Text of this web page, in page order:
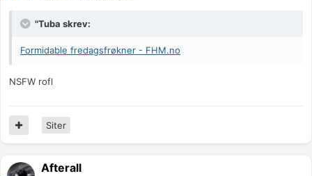
"Tuba skrev:
Formidable fredagsfrøkner - FHM.no
NSFW rofl
Siter
Afterall